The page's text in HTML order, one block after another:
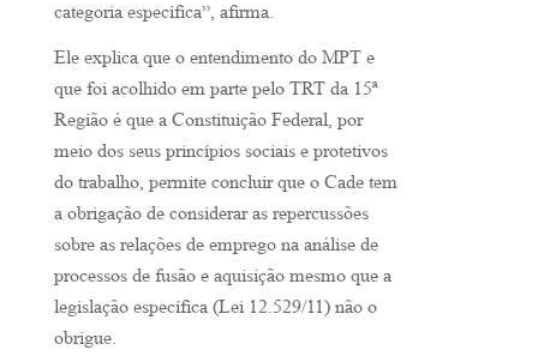
categoria específica”, afirma.
Ele explica que o entendimento do MPT e
que foi acolhido em parte pelo TRT da 15ª
Região é que a Constituição Federal, por
meio dos seus princípios sociais e protetivos
do trabalho, permite concluir que o Cade tem
a obrigação de considerar as repercussões
sobre as relações de emprego na análise de
processos de fusão e aquisição mesmo que a
legislação específica (Lei 12.529/11) não o
obrigue.